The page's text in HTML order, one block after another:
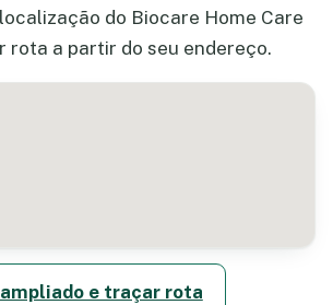
do Biocare Home Care
rota a partir do seu endereço.
e traçar rota